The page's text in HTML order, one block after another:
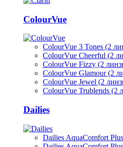
ColourVue
ColourVue 3 Tones (2
ColourVue Cheerful (2
ColourVue Fizzy (2
ColourVue Glamour (2
ColourVue Jewel (2
ColourVue Trublends (2
Dailies
Dailies AquaComfort